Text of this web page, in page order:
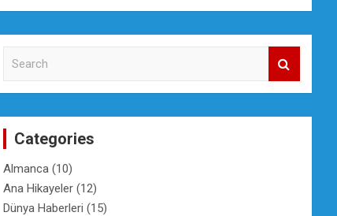
c
Categories
Almanca (10)
Ana Hikayeler (12)
Dünya Haberleri (15)